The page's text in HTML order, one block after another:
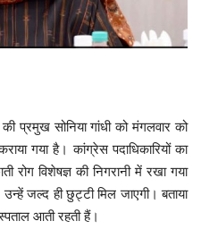
प्रमुख सोनिया गांधी को मंगलवार को
गया है। कांग्रेस पदाधिकारियों का
विशेषज्ञ की निगरानी में रखा गया
जल्द ही छुट्टी मिल जाएगी। बताया
आती रहती हैं।